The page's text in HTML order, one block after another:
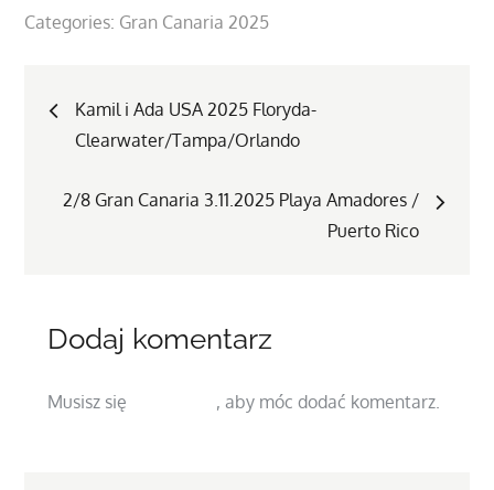
Categories: Gran Canaria 2025
Nawigacja
wpisu
Kamil i Ada USA 2025 Floryda-
Clearwater/Tampa/Orlando
2/8 Gran Canaria 3.11.2025 Playa Amadores /
Puerto Rico
Dodaj komentarz
Musisz się , aby móc dodać komentarz.